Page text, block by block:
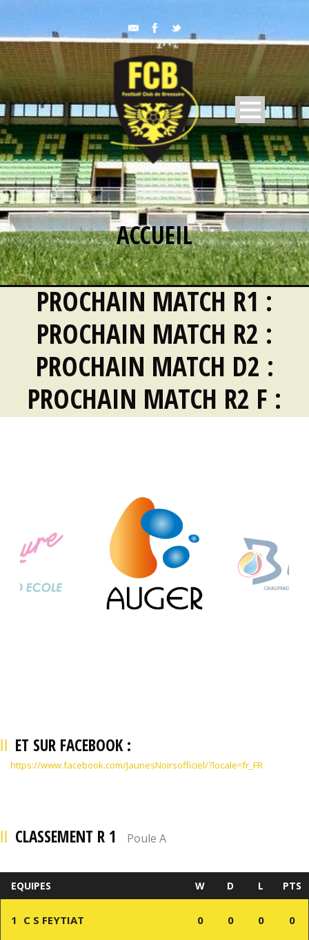
ACCUEIL
PROCHAIN MATCH R1 :
PROCHAIN MATCH R2 :
PROCHAIN MATCH D2 :
PROCHAIN MATCH R2 F :
ET SUR FACEBOOK :
https://www.facebook.com/JaunesNoirsofficiel/?locale=fr_FR
CLASSEMENT R 1 Poule A
EQUIPES W D L PTS
1 C S FEYTIAT 0 0 0 0